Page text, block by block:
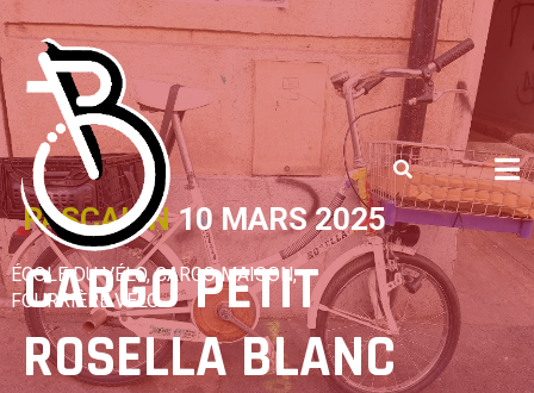
to
content
ÉCOLE DU VÉLO, CARGO MAISON,
FOURRIÈRE VÉLO
PASCALIN 10 MARS 2025
CARGO PETIT
ROSELLA BLANC